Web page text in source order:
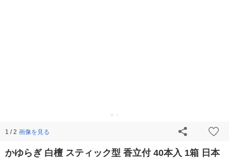
1 / 2 画像を見る
かゆらぎ 白檀 スティック型 香立付 40本入 1箱 日本